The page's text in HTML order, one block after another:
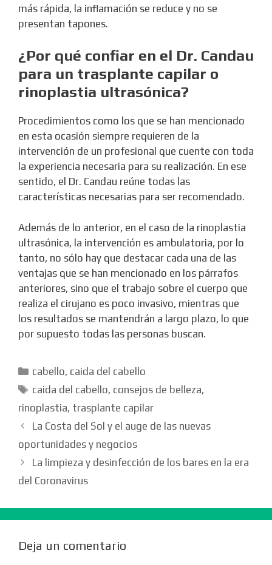
más rápida, la inflamación se reduce y no se
presentan tapones.
¿Por qué confiar en el Dr. Candau
para un trasplante capilar o
rinoplastia ultrasónica?
Procedimientos como los que se han mencionado
en esta ocasión siempre requieren de la
intervención de un profesional que cuente con toda
la experiencia necesaria para su realización. En ese
sentido, el Dr. Candau reúne todas las
características necesarias para ser recomendado.
Además de lo anterior, en el caso de la rinoplastia
ultrasónica, la intervención es ambulatoria, por lo
tanto, no sólo hay que destacar cada una de las
ventajas que se han mencionado en los párrafos
anteriores, sino que el trabajo sobre el cuerpo que
realiza el cirujano es poco invasivo, mientras que
los resultados se mantendrán a largo plazo, lo que
por supuesto todas las personas buscan.
Categorías
cabello, caida del cabello
Etiquetas
caida del cabello, consejos de belleza,
rinoplastia, trasplante capilar
La Costa del Sol y el auge de las nuevas
oportunidades y negocios
La limpieza y desinfección de los bares en la era
del Coronavirus
Deja un comentario